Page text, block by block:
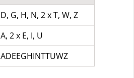
D, G, H, N, 2 x T, W, Z
A, 2 x E, I, U
ADEEGHINTTUWZ